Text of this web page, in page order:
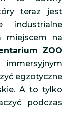
teraz jest
industrialne
miejscem na
ZOO
egzotyczne
A to tylko
podczas